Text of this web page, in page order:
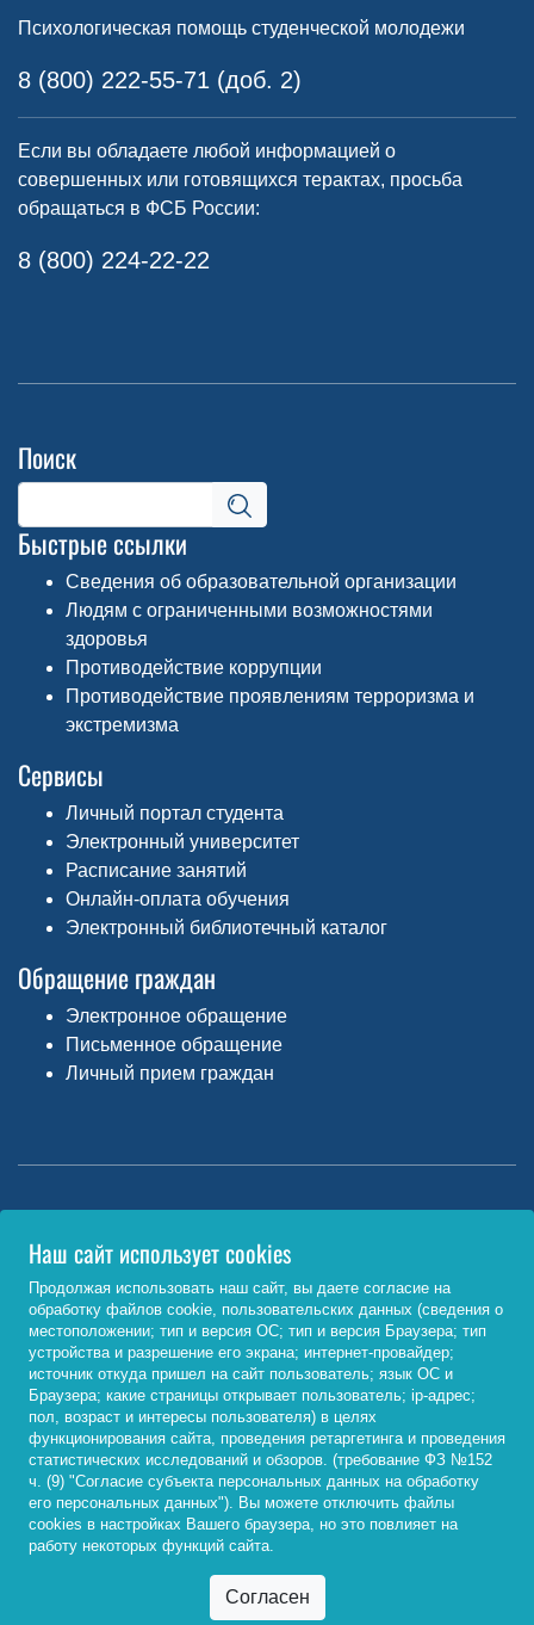
Психологическая помощь студенческой молодежи
8 (800) 222-55-71 (доб. 2)
Если вы обладаете любой информацией о
совершенных или готовящихся терактах, просьба
обращаться в ФСБ России:
8 (800) 224-22-22
Поиск
Быстрые ссылки
Сведения об образовательной организации
Людям с ограниченными возможностями
здоровья
Противодействие коррупции
Противодействие проявлениям терроризма и
экстремизма
Сервисы
Личный портал студента
Электронный университет
Расписание занятий
Онлайн-оплата обучения
Электронный библиотечный каталог
Обращение граждан
Электронное обращение
Письменное обращение
Личный прием граждан
Министерство науки и высшего образования РФ
http://www.minobrnauki.gov.ru/
Министерство просвещения РФ
https://edu.gov.ru/
Федеральный портал «Российское образование»
http://www.edu.ru/
© 2026, ФГБОУ ВО «Байкальский государственный
университет»
Наш сайт использует cookies
Продолжая использовать наш сайт, вы даете согласие на
обработку файлов cookie, пользовательских данных (сведения о
местоположении; тип и версия ОС; тип и версия Браузера; тип
устройства и разрешение его экрана; интернет-провайдер;
источник откуда пришел на сайт пользователь; язык ОС и
Браузера; какие страницы открывает пользователь; ip-адрес;
пол, возраст и интересы пользователя) в целях
функционирования сайта, проведения ретаргетинга и проведения
статистических исследований и обзоров. (требование ФЗ №152
ч. (9) "Согласие субъекта персональных данных на обработку
его персональных данных"). Вы можете отключить файлы
cookies в настройках Вашего браузера, но это повлияет на
работу некоторых функций сайта.